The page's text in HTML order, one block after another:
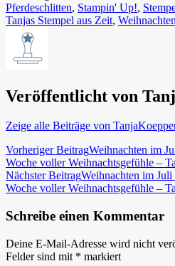
Pferdeschlitten, Stampin' Up!,
Tanjas Stempel aus Zeit, Weihnachten
Veröffentlicht von
Zeige alle Beiträge von
Beitragsnavigation
Vorheriger BeitragWeihnachten im
Woche voller Weihnachtsgefühle –
Nächster BeitragWeihnachten im
Woche voller Weihnachtsgefühle –
Schreibe einen Kommentar
Deine E-Mail-Adresse wird nicht
Felder sind mit * markiert